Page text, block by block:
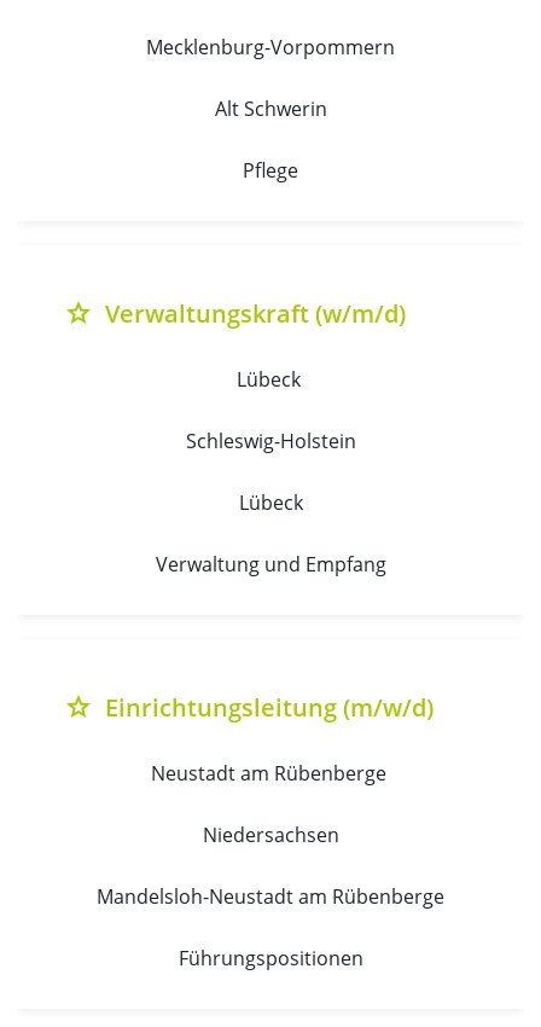
Mecklenburg-Vorpommern
Alt Schwerin
Pflege
grade Verwaltungskraft (w/m/d)
Lübeck
Schleswig-Holstein
Lübeck
Verwaltung und Empfang
grade Einrichtungsleitung (m/w/d)
Neustadt am Rübenberge
Niedersachsen
Mandelsloh-Neustadt am Rübenberge
Führungspositionen